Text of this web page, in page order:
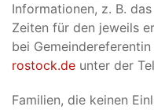
Informationen, z. B.
Zeiten für den jeweils
bei
rostock.de unter der
Familien, die keinen